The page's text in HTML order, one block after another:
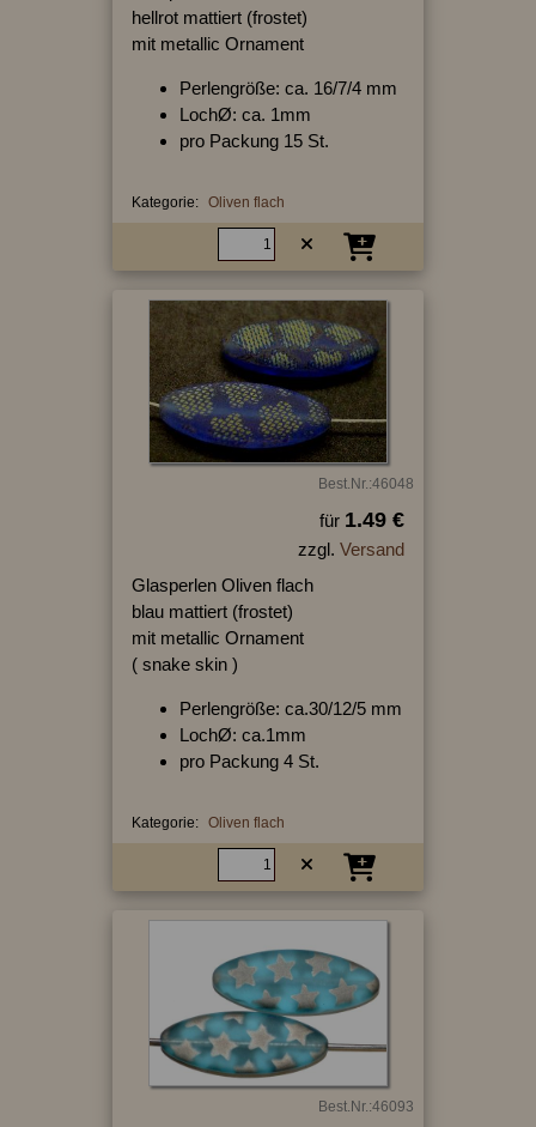
hellrot mattiert (frostet)
mit metallic Ornament
Perlengröße: ca. 16/7/4 mm
LochØ: ca. 1mm
pro Packung 15 St.
Kategorie: Oliven flach
Best.Nr.:46048
für 1.49 €
zzgl. Versand
Glasperlen Oliven flach
blau mattiert (frostet)
mit metallic Ornament
( snake skin )
Perlengröße: ca.30/12/5 mm
LochØ: ca.1mm
pro Packung 4 St.
Kategorie: Oliven flach
Best.Nr.:46093